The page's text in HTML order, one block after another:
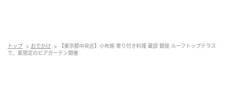
ストレートプレス
トップ おでかけ
【東京都中央区】小布施 寄り付き料理 蔵部 銀座 ルーフトップテラス
で、夏限定のビアガーデン開催